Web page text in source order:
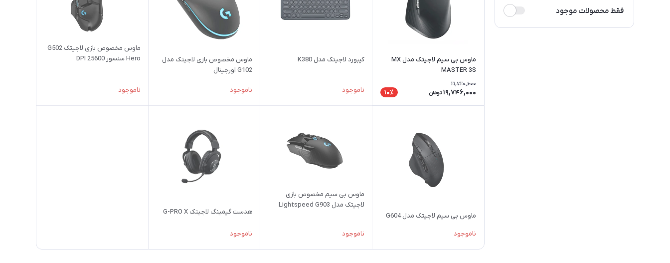
فقط محصولات موجود
ماوس بی سیم لاجیتک مدل MX
MASTER 3S
21,720,600
19,746,000 تومان 10٪
کیبورد لاجیتک مدل K380
ناموجود
ماوس مخصوص بازی لاجیتک مدل
G102 اورجینال
ناموجود
ماوس مخصوص بازی لاجیتک G502
Hero سنسور 25600 DPI
ناموجود
ماوس بی‌ سیم لاجیتک مدل G604
ناموجود
ماوس بی‌ سیم مخصوص بازی
لاجیتک مدل Lightspeed G903
ناموجود
هدست گیمینگ لاجیتک G-PRO X
ناموجود